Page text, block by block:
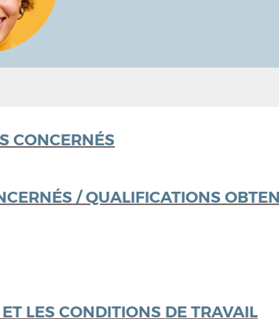
CONCERNÉS
/ QUALIFICATIONS
LES CONDITIONS DE TRAVAIL